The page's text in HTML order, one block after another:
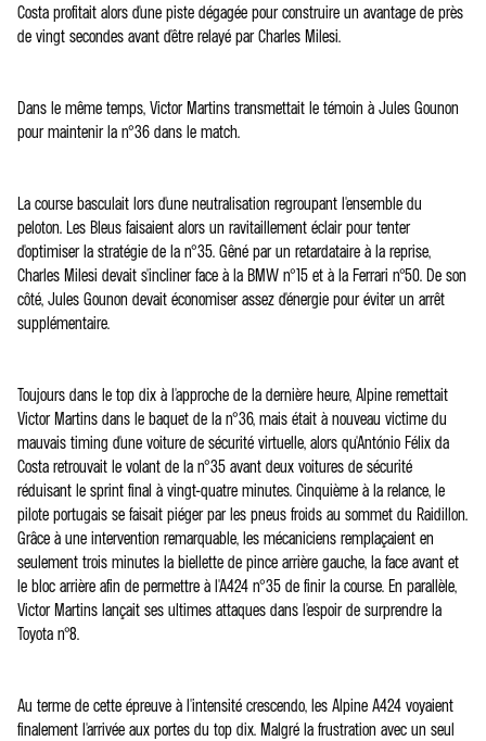
Costa profitait alors d'une piste dégagée pour construire un avantage de près
de vingt secondes avant d'être relayé par Charles Milesi.
Dans le même temps, Victor Martins transmettait le témoin à Jules Gounon
pour maintenir la n°36 dans le match.
La course basculait lors d'une neutralisation regroupant l'ensemble du
peloton. Les Bleus faisaient alors un ravitaillement éclair pour tenter
d'optimiser la stratégie de la n°35. Gêné par un retardataire à la reprise,
Charles Milesi devait s'incliner face à la BMW n°15 et à la Ferrari n°50. De son
côté, Jules Gounon devait économiser assez d'énergie pour éviter un arrêt
supplémentaire.
Toujours dans le top dix à l'approche de la dernière heure, Alpine remettait
Victor Martins dans le baquet de la n°36, mais était à nouveau victime du
mauvais timing d'une voiture de sécurité virtuelle, alors qu'António Félix da
Costa retrouvait le volant de la n°35 avant deux voitures de sécurité
réduisant le sprint final à vingt-quatre minutes. Cinquième à la relance, le
pilote portugais se faisait piéger par les pneus froids au sommet du Raidillon.
Grâce à une intervention remarquable, les mécaniciens remplaçaient en
seulement trois minutes la biellette de pince arrière gauche, la face avant et
le bloc arrière afin de permettre à l'A424 n°35 de finir la course. En parallèle,
Victor Martins lançait ses ultimes attaques dans l'espoir de surprendre la
Toyota n°8.
Au terme de cette épreuve à l'intensité crescendo, les Alpine A424 voyaient
finalement l'arrivée aux portes du top dix. Malgré la frustration avec un seul